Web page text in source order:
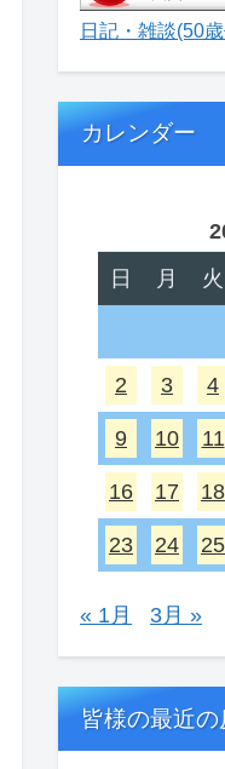
日記・雑談(50
カレンダー
日
月 火
2 3 4
9 10 11
16 17 18
23 24 25
« 1月 3月 »
皆様の最近の